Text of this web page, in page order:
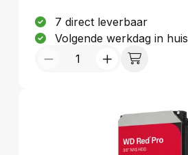
7 direct leverbaar
Volgende werkdag in huis